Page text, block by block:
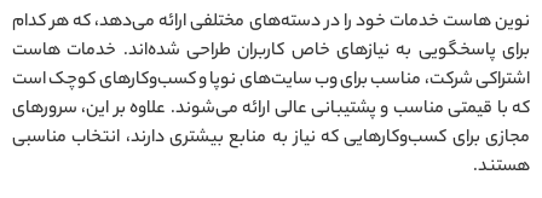
نوین هاست خدمات خود را در دسته‌های مختلفی ارائه می‌دهد، که هر کدام
برای پاسخگویی به نیازهای خاص کاربران طراحی شده‌اند. خدمات هاست
اشتراکی شرکت، مناسب برای وب‌ سایت‌های نوپا و کسب‌وکارهای کوچک است
که با قیمتی مناسب و پشتیبانی عالی ارائه می‌شوند. علاوه بر این، سرورهای
مجازی برای کسب‌وکارهایی که نیاز به منابع بیشتری دارند، انتخاب مناسبی
هستند.